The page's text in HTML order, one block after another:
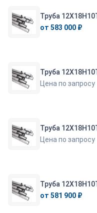
Труба
от 583 000 ₽
Труба
Цена по запросу
Труба
Цена по запросу
от 581 900 ₽